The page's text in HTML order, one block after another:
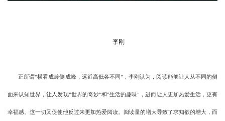
李刚
正所谓“横看成岭侧成峰，远近高低各不同” ，李刚认为，阅读能够让人从不同的侧
面来认知世界，让人发现“世界的奇妙”和“生活的趣味” ，进而让人更加热爱生活，更有
幸福感。这一切又促使他反过来更加热爱阅读。阅读量的增大导致了求知欲的增大，而